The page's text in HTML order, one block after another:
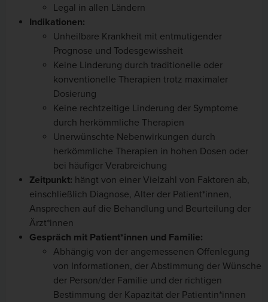
Legal in allen Ländern
Indikationen:
Unheilbare Krankheit mit entmutigender
Prognose und Todesgewissheit
Keine Linderung durch traditionelle oder
konventionelle Therapien trotz maximaler
Dosierung
Keine rechtzeitige Linderung der Symptome
durch herkömmliche Therapien
Unerwünschte Nebenwirkungen durch
herkömmliche Therapien in hohen Dosen oder
bei häufiger Verabreichung
Zeitpunkt: hängt von einer Vielzahl von Faktoren ab,
einschließlich Diagnose, Alter der Patient*innen,
Ansprechen auf die Behandlung und Beurteilung der
Ärzt*innen
Gespräch mit Patient*innen und Familie:
Abhängig von der angemessenen Offenlegung
von Informationen, der Abstimmung der Wünsche
der Person/der Familie und der richtigen
Bestimmung der Kapazität der Patientin*innen